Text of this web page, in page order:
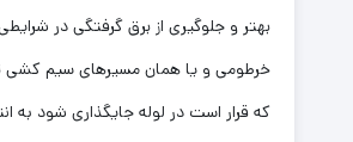
بهتر و جلوگیری از برق گرفتگی در
خرطومی و یا همان مسیرهای سیم کشی
که قرار است در لوله جایگذاری شود